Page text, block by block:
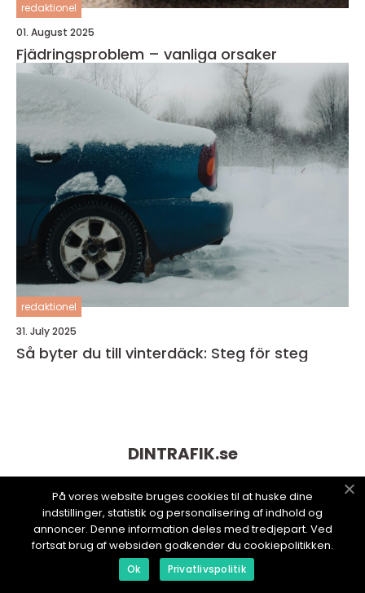
redaktionel
01. August 2025
Fjädringsproblem – vanliga orsaker
redaktionel
31. July 2025
Så byter du till vinterdäck: Steg för steg
DINTRAFIK.se
På vores website bruges cookies til at huske dine
indstillinger, statistik og personalisering af indhold og
annoncer. Denne information deles med tredjepart. Ved
fortsat brug af websiden godkender du cookiepolitikken.
Ok Privatlivspolitik